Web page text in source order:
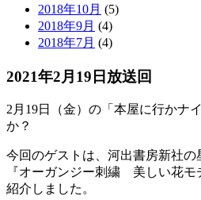
2018年10月 (5)
2018年9月 (4)
2018年7月 (4)
2021年2月19日放送回
2月19日（金）の「本屋に行かナ
か？
今回のゲストは、河出書房新社
『オーガンジー刺繍 美しい花モ
紹介しました。